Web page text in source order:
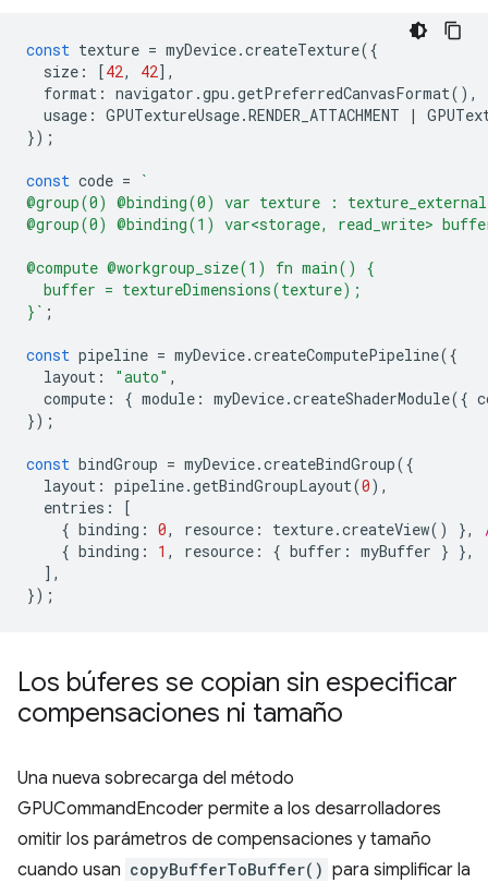
const texture = myDevice.createTexture({
size : [42, 42],
format : navigator .gpu .getPreferredCanvasFormat(),
usage : GPUTextureUsage.RENDER_ATTACHMENT |
});
const code =
`
@group(0) @binding(0) var texture :
@group(0) @binding(1) var<storage, read_write>
@compute @workgroup_size(1) fn main() {
  buffer = textureDimensions(texture);
}` ;
const pipeline = myDevice.createComputePipeline({
layout : "auto" ,
compute : { module : myDevice.createShaderModule({
});
const bindGroup = myDevice.createBindGroup({
layout : pipeline.getBindGroupLayout(0),
entries :
[
{ binding : 0, resource : texture.createView() },
{ binding : 1 , resource : { buffer : myBuffer } },
],
});
Los búferes se copian sin especificar
compensaciones ni tamaño
Una nueva sobrecarga del método
GPUCommandEncoder permite a los desarrolladores
omitir los parámetros de compensaciones y tamaño
cuando usan copyBufferToBuffer() para simplificar la